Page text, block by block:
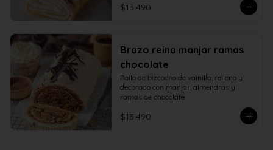
$13.490
Brazo reina manjar ramas
chocolate
Rollo de bizcocho de vainilla, relleno y
decorado con manjar, almendras y
ramas de chocolate.
$13.490